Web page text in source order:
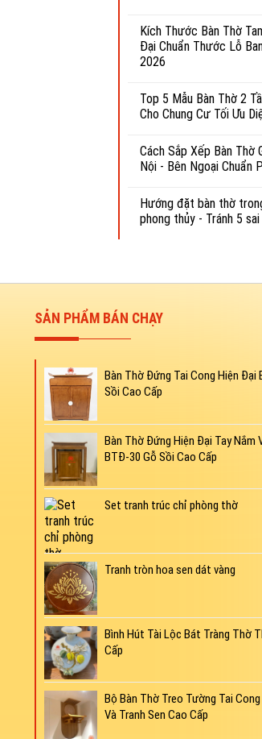
Kích Thước Bàn Thờ
Đại Chuẩn Thước Lỗ
2026
Top 5 Mẫu Bàn Thờ 2
Cho Chung Cư Tối Ưu
Cách Sắp Xếp Bàn Thờ
Nội - Bên Ngoại Chuẩn
Hướng đặt bàn thờ
phong thủy - Tránh 5
SẢN PHẨM BÁN CHẠY
Bàn Thờ Đứng Tai Cong Hiện Đại
Sồi Cao Cấp
Bàn Thờ Đứng Hiện Đại Tay Nắm
BTĐ-30 Gỗ Sồi Cao Cấp
Set tranh trúc chỉ phòng thờ
Tranh tròn hoa sen dát vàng
Bình Hút Tài Lộc Bát Tràng Thờ
Cấp
Bộ Bàn Thờ Treo Tường Tai Cong
Và Tranh Sen Cao Cấp